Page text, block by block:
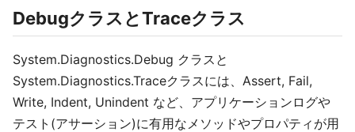
DebugクラスとTraceクラス
System.Diagnostics.Debug クラスと
System.Diagnostics.Traceクラスには、Assert, Fail,
Write, Indent, Unindent など、アプリケーションログや
テスト(アサーション)に有用なメソッドやプロパティが用